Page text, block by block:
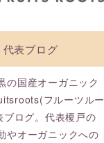
代表ブログ
の国産オーガニック
フルーツルー
ブログ。代表榎戸の
やオーガニックへの